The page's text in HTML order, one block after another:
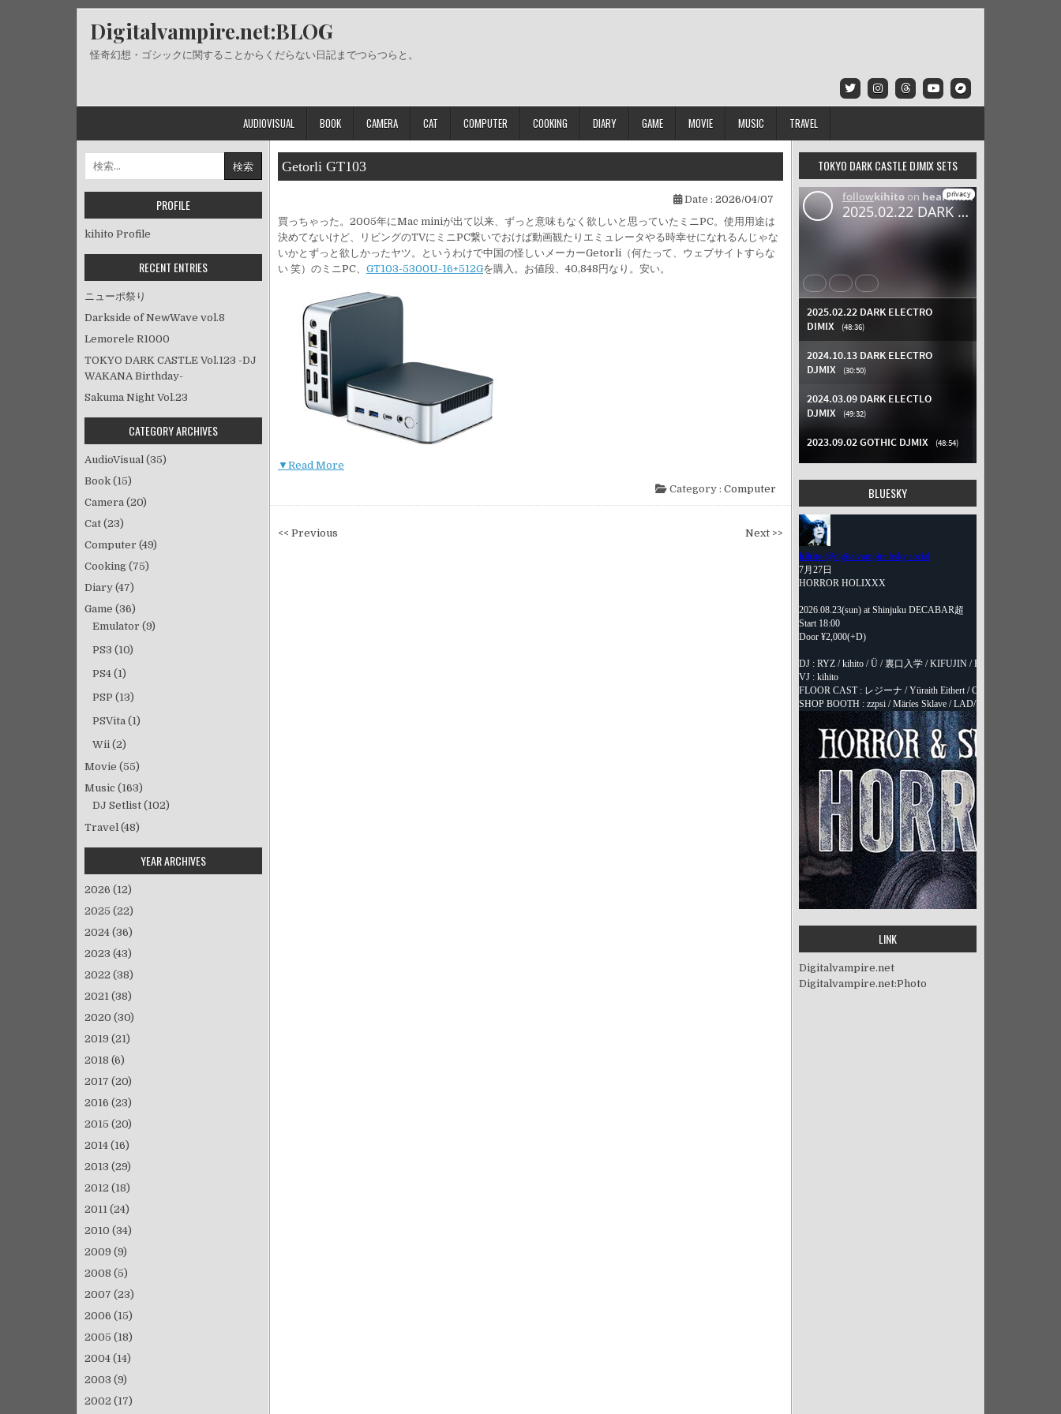
Digitalvampire.net:BLOG
怪奇幻想・ゴシックに関することからくだらない日記までつらつらと。
AUDIOVISUAL BOOK CAMERA CAT COMPUTER COOKING DIARY GAME MOVIE MUSIC TRAVEL
Getorli GT103
Date : 2026/04/07
買っちゃった。2005年にMac miniが出て以来、ずっと意味もなく欲しいと思っていたミニPC。使用用途は
決めてないけど、リビングのTVにミニPC繋いでおけば動画観たりエミュレータやる時幸せになれるんじゃな
いかとずっと欲しかったヤツ。というわけで中国の怪しいメーカーGetorli（何たって、ウェブサイトすらな
い 笑）のミニPC、 GT103-5300U-16+512Gを購入。お値段、40,848円なり。安い。
▼Read More
Category : Computer
投
<< Previous Next >>
索:
PROFILE
kihito Profile
RECENT ENTRIES
ニューポ祭り
Darkside of NewWave vol.8
Lemorele R1000
TOKYO DARK CASTLE Vol.123 -DJ
WAKANA Birthday-
Sakuma Night Vol.23
CATEGORY ARCHIVES
AudioVisual (35)
Book (15)
Camera (20)
Cat (23)
Computer (49)
Cooking (75)
Diary (47)
Game (36)
Emulator (9)
PS3 (10)
PS4 (1)
PSP (13)
PSVita (1)
Wii (2)
Movie (55)
Music (163)
DJ Setlist (102)
Travel (48)
YEAR ARCHIVES
2026 (12)
2025 (22)
2024 (36)
2023 (43)
2022 (38)
2021 (38)
2020 (30)
2019 (21)
2018 (6)
2017 (20)
2016 (23)
2015 (20)
2014 (16)
2013 (29)
2012 (18)
2011 (24)
2010 (34)
2009 (9)
2008 (5)
2007 (23)
2006 (15)
2005 (18)
2004 (14)
2003 (9)
2002 (17)
TOKYO DARK CASTLE DJMIX SETS
BLUESKY
LINK
Digitalvampire.net
Digitalvampire.net:Photo